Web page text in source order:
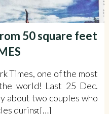
50 square feet
Times, one of the most
world! Last 25 Dec.
about two couples who
during […]